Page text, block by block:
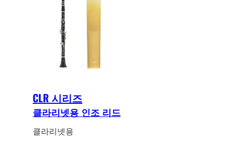
CLR 시리즈
클라리넷용 인조 리드
클라리넷용